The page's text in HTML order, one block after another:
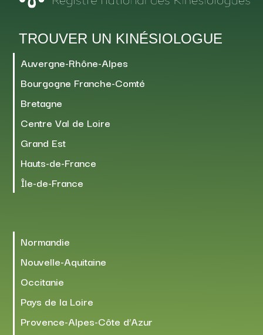
TROUVER UN KINÉSIOLOGUE
Auvergne-Rhône-Alpes
Bourgogne Franche-Comté
Bretagne
Centre Val de Loire
Grand Est
Hauts-de-France
Île-de-France
Normandie
Nouvelle-Aquitaine
Occitanie
Pays de la Loire
Provence-Alpes-Côte d’Azur